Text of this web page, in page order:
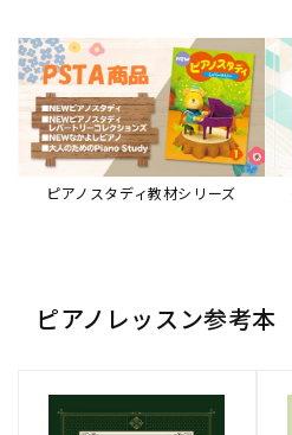
ピアノスタディ教材シリーズ
ピアノレッスン参考本